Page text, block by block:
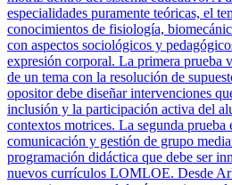
especialidades puramente teóricas, el
conocimientos de fisiología,
con aspectos sociológicos y
expresión corporal. La primera prueba
de un tema con la resolución de
opositor debe diseñar intervenciones
inclusión y la participación activa del
contextos motrices. La segunda prueba
comunicación y gestión de grupo
programación didáctica que debe ser
nuevos currículos LOMLOE. Desde